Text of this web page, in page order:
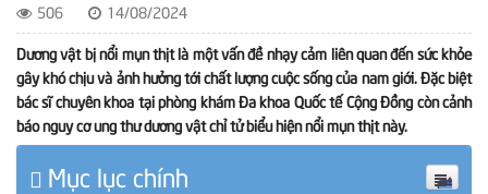
506
14/08/2024
Dương vật bị nổi mụn thịt là một vấn đề nhạy cảm liên quan đến sức khỏe
gây khó chịu và ảnh hưởng tới chất lượng cuộc sống của nam giới. Đặc biệt
bác sĩ chuyên khoa tại phòng khám Đa khoa Quốc tế Cộng Đồng còn cảnh
báo nguy cơ ung thư dương vật chỉ tử biểu hiện nổi mụn thịt này.
Mục lục chính